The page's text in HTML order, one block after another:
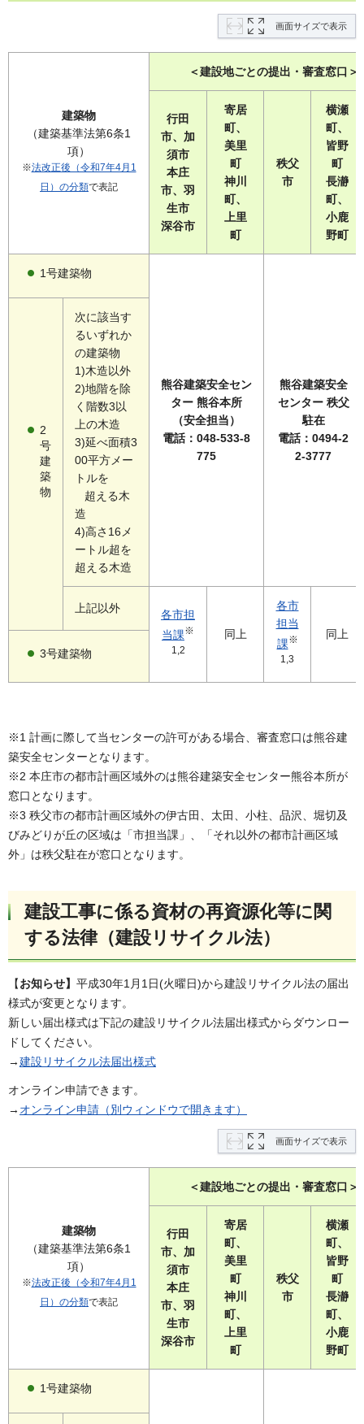
画面サイズで表示
建築物
（建築基準法第6条1
項）
※法改正後（令和7年4月1
日）の分類で表記
＜建設地ごとの提出・審査窓口＞
行田
市、加
須市
本庄
市、羽
生市
深谷市
寄居
町、
美里
町
神川
町、
上里
町
秩父
市
横瀬
町、
皆野
町
長瀞
町、
小鹿
野町
1号建築物
熊谷建築安全セン
ター 熊谷本所
（安全担当）
電話：048-533-8
775
熊谷建築安全
センター 秩父
駐在
電話：0494-2
2-3777
2
号
建
築
物
次に該当す
るいずれか
の建築物
1)木造以外
2)地階を除
く階数3以
上の木造
3)延べ面積3
00平方メー
トルを
超える木
造
4)高さ16メ
ートル超を
超える木造
上記以外
各市担
当課※
1,2
同上
各市
担当
課※
1,3
同上
3号建築物
※1 計画に際して当センターの許可がある場合、審査窓口は熊谷建
築安全センターとなります。
※2 本庄市の都市計画区域外のは熊谷建築安全センター熊谷本所が
窓口となります。
※3 秩父市の都市計画区域外の伊古田、太田、小柱、品沢、堀切及
びみどりが丘の区域は「市担当課」、「それ以外の都市計画区域
外」は秩父駐在が窓口となります。
建設工事に係る資材の再資源化等に関
する法律（建設リサイクル法）
【お知らせ】 平成30年1月1日(火曜日)から建設リサイクル法の届出
様式が変更となります。
新しい届出様式は下記の建設リサイクル法届出様式からダウンロー
ドしてください。
→建設リサイクル法届出様式
オンライン申請できます。
→ オンライン申請（別ウィンドウで開きます）
画面サイズで表示
建築物
（建築基準法第6条1
項）
※法改正後（令和7年4月1
日）の分類で表記
＜建設地ごとの提出・審査窓口＞
行田
市、加
須市
本庄
市、羽
生市
深谷市
寄居
町、
美里
町
神川
町、
上里
町
秩父
市
横瀬
町、
皆野
町
長瀞
町、
小鹿
野町
1号建築物